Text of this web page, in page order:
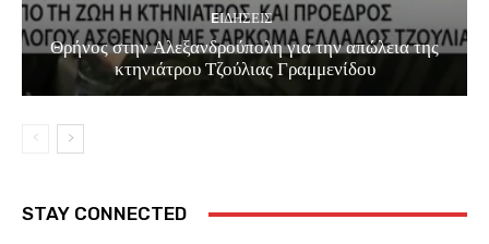
EΙΔΗΣΕΙΣ
Θρήνος στην Αλεξανδρούπολη για την απώλεια της
κτηνιάτρου Τζούλιας Γραμμενίδου
STAY CONNECTED